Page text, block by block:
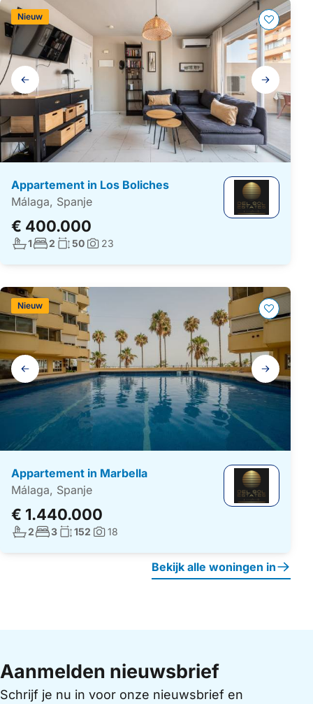
Galerij
navigatie
Appartement in Los Boliches
Málaga, Spanje
€ 400.000
Nieuw
Aantal badkamers:
1Aantal slaapkamers:
2 Woonoppervlakte:
50Foto's:
23
Galerij
navigatie
Appartement in Marbella
Málaga, Spanje
€ 1.440.000
Nieuw
Aantal badkamers:
2Aantal slaapkamers:
3Woonoppervlakte:
152 Foto's:
18
Bekijk alle woningen in
Aanmelden nieuwsbrief
Schrijf je nu in voor onze nieuwsbrief en